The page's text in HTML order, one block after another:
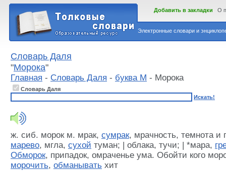
Электронные словари и
Добавить в закладки О
Словарь Даля
"Морока"
Главная - Словарь Даля - буква М - Морока
Словарь Даля
Искать!
ж. сиб. морок м. мрак, сумрак, мрачность, темнота и
марево, мгла, сухой туман; | облака, тучи; | *мара,
Обморок, припадок, омраченье ума. Обойти кого
морочить, обманывать хит